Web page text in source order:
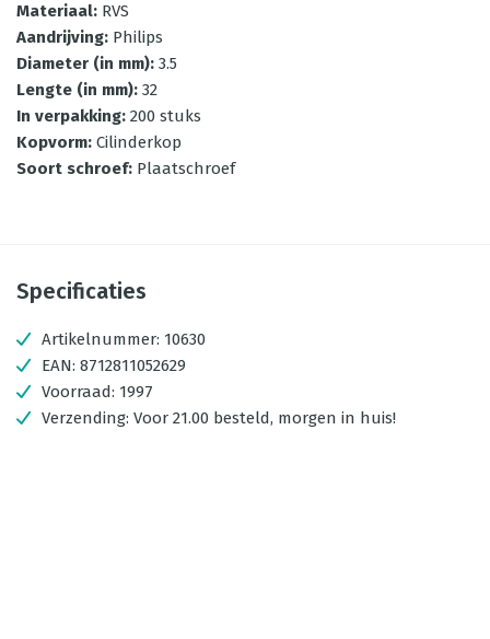
Materiaal: RVS
Aandrijving: Philips
Diameter (in mm): 3.5
Lengte (in mm): 32
In verpakking: 200 stuks
Kopvorm: Cilinderkop
Soort schroef: Plaatschroef
Specificaties
Artikelnummer: 10630
EAN: 8712811052629
Voorraad: 1997
Verzending: Voor 21.00 besteld, morgen in huis!